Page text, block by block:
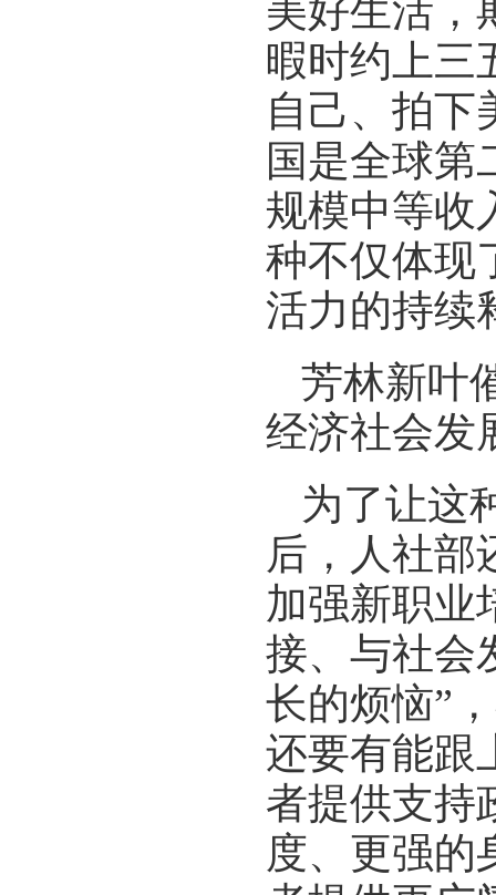
美好生活，
暇时约上三
自己、拍
国是全球第
规模中等收
种不仅体现
活力的持续
芳林新叶
经济社会发
为了让这
后，人社部
加强新职业
接、与社会
长的烦恼”
还要有能跟
者提供支持
度、更强的